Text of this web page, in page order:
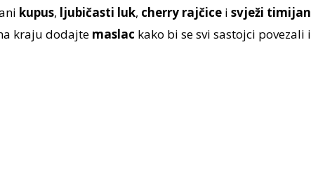
kupus, ljubičasti luk, cherry rajčice i svježi timijan
kraju dodajte maslac kako bi se svi sastojci povezali i